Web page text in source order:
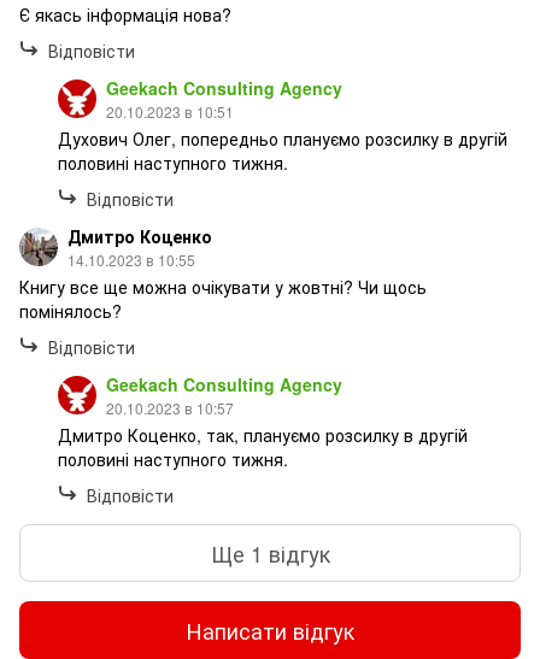
Є якась інформація нова?
Відповісти
Geekach Consulting Agency
20.10.2023 в 10:51
Духович Олег, попередньо плануємо розсилку в другій
половині наступного тижня.
Відповісти
Дмитро Коценко
14.10.2023 в 10:55
Книгу все ще можна очікувати у жовтні? Чи щось
помінялось?
Відповісти
Geekach Consulting Agency
20.10.2023 в 10:57
Дмитро Коценко, так, плануємо розсилку в другій
половині наступного тижня.
Відповісти
Ще 1 відгук
Написати відгук